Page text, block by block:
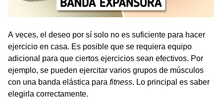
A veces, el deseo por sí solo no es suficiente para hacer
ejercicio en casa. Es posible que se requiera equipo
adicional para que ciertos ejercicios sean efectivos. Por
ejemplo, se pueden ejercitar varios grupos de músculos
con una banda elástica para fitness. Lo principal es saber
elegirla correctamente.